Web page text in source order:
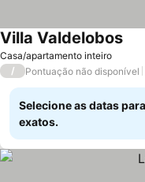
Casa/apartamento inteiro
Villa ValdelobosVer
/ Pontuação não disponível
Selecione as datas
exatos.